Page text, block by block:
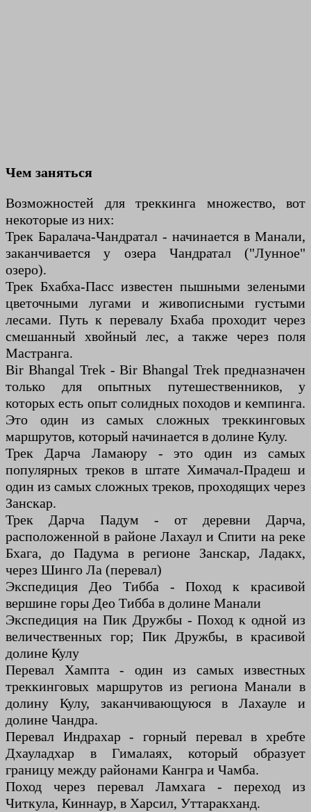
Чем заняться
Возможностей для треккинга множество, вот
некоторые из них:
Трек Баралача-Чандратал - начинается в Манали,
заканчивается у озера Чандратал ("Лунное"
озеро).
Трек Бхабха-Пасс известен пышными зелеными
цветочными лугами и живописными густыми
лесами. Путь к перевалу Бхаба проходит через
смешанный хвойный лес, а также через поля
Мастранга.
Bir Bhangal Trek - Bir Bhangal Trek предназначен
только для опытных путешественников, у
которых есть опыт солидных походов и кемпинга.
Это один из самых сложных треккинговых
маршрутов, который начинается в долине Кулу.
Трек Дарча Ламаюру - это один из самых
популярных треков в штате Химачал-Прадеш и
один из самых сложных треков, проходящих через
Занскар.
Трек Дарча Падум - от деревни Дарча,
расположенной в районе Лахаул и Спити на реке
Бхага, до Падума в регионе Занскар, Ладакх,
через Шинго Ла (перевал)
Экспедиция Део Тибба - Поход к красивой
вершине горы Део Тибба в долине Манали
Экспедиция на Пик Дружбы - Поход к одной из
величественных гор; Пик Дружбы, в красивой
долине Кулу
Перевал Хампта - один из самых известных
треккинговых маршрутов из региона Манали в
долину Кулу, заканчивающуюся в Лахауле и
долине Чандра.
Перевал Индрахар - горный перевал в хребте
Дхауладхар в Гималаях, который образует
границу между районами Кангра и Чамба.
Поход через перевал Ламхага - переход из
Читкула, Киннаур, в Харсил, Уттаракханд.